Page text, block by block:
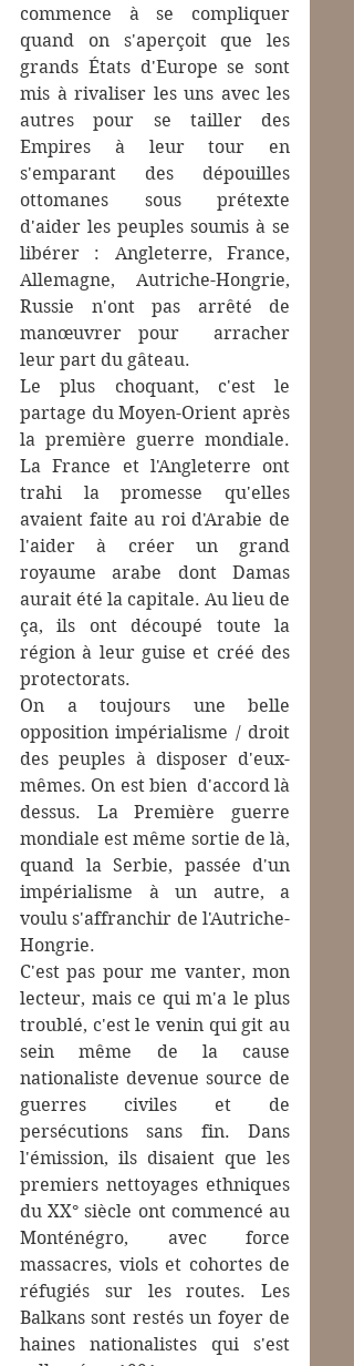
commence à se compliquer
quand on s'aperçoit que les
grands États d'Europe se sont
mis à rivaliser les uns avec les
autres pour se tailler des
Empires à leur tour en
s'emparant des dépouilles
ottomanes sous prétexte
d'aider les peuples soumis à se
libérer : Angleterre, France,
Allemagne, Autriche-Hongrie,
Russie n'ont pas arrêté de
manœuvrer pour  arracher
leur part du gâteau.
Le plus choquant, c'est le
partage du Moyen-Orient après
la première guerre mondiale.
La France et l'Angleterre ont
trahi la promesse qu'elles
avaient faite au roi d'Arabie de
l'aider à créer un grand
royaume arabe dont Damas
aurait été la capitale. Au lieu de
ça, ils ont découpé toute la
région à leur guise et créé des
protectorats.
On a toujours une belle
opposition impérialisme / droit
des peuples à disposer d'eux-
mêmes. On est bien  d'accord là
dessus. La Première guerre
mondiale est même sortie de là,
quand la Serbie, passée d'un
impérialisme à un autre, a
voulu s'affranchir de l'Autriche-
Hongrie.
C'est pas pour me vanter, mon
lecteur, mais ce qui m'a le plus
troublé, c'est le venin qui git au
sein même de la cause
nationaliste devenue source de
guerres civiles et de
persécutions sans fin. Dans
l'émission, ils disaient que les
premiers nettoyages ethniques
du XX° siècle ont commencé au
Monténégro, avec force
massacres, viols et cohortes de
réfugiés sur les routes. Les
Balkans sont restés un foyer de
haines nationalistes qui s'est